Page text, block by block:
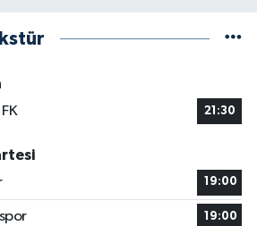
21:30
19:00
19:00